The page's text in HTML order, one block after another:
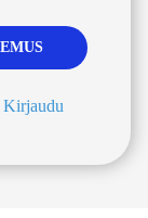
Kirjaudu